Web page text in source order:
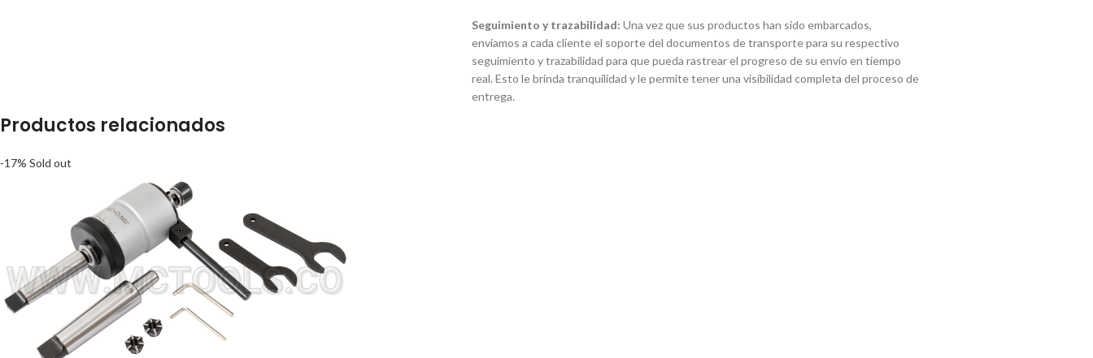
Seguimiento y trazabilidad: Una vez que sus productos han sido embarcados,
enviamos a cada cliente el soporte del documentos de transporte para su respectivo
seguimiento y trazabilidad para que pueda rastrear el progreso de su envío en tiempo
real. Esto le brinda tranquilidad y le permite tener una visibilidad completa del proceso de
entrega.
Productos relacionados
-17% Sold out